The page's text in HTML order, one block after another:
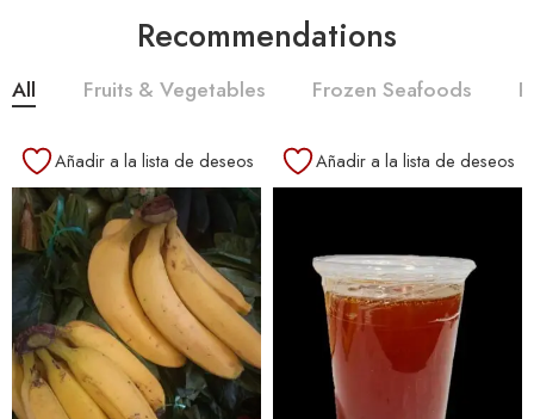
Recommendations
All Fruits & Vegetables Frozen Seafoods
Añadir a la lista de deseos Añadir a la lista de deseos